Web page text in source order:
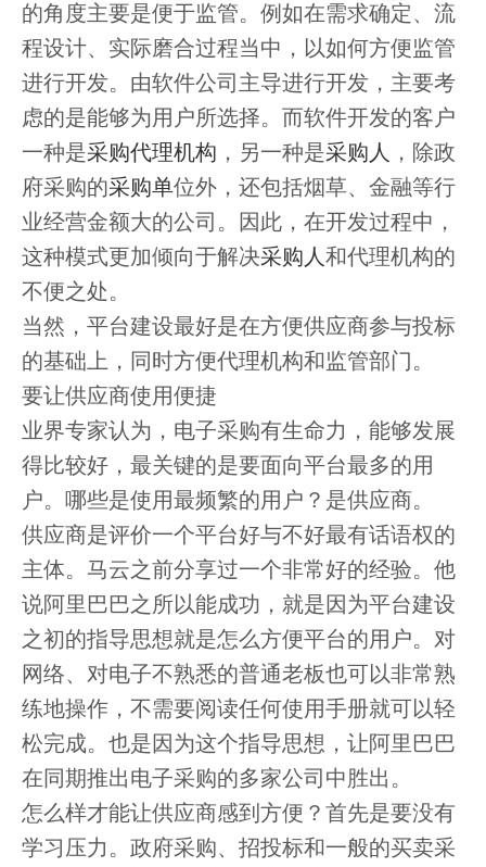
的角度主要是便于监管。例如在需求确定、流
程设计、实际磨合过程当中，以如何方便监管
进行开发。由软件公司主导进行开发，主要考
虑的是能够为用户所选择。而软件开发的客户
一种是采购代理机构 ，另一种是采购人 ，除政
府采购的采购单位外，还包括烟草、金融等行
业经营金额大的公司。因此，在开发过程中，
这种模式更加倾向于解决采购人和代理机构的
不便之处。
当然，平台建设最好是在方便供应商参与投标
的基础上，同时方便代理机构和监管部门。
要让供应商使用便捷
业界专家认为，电子采购有生命力，能够发展
得比较好，最关键的是要面向平台最多的用
户。哪些是使用最频繁的用户？是供应商。
供应商是评价一个平台好与不好最有话语权的
主体。马云之前分享过一个非常好的经验。他
说阿里巴巴之所以能成功，就是因为平台建设
之初的指导思想就是怎么方便平台的用户。对
网络、对电子不熟悉的普通老板也可以非常熟
练地操作，不需要阅读任何使用手册就可以轻
松完成。也是因为这个指导思想，让阿里巴巴
在同期推出电子采购的多家公司中胜出。
怎么样才能让供应商感到方便？首先是要没有
学习压力。政府采购、招投标和一般的买卖采